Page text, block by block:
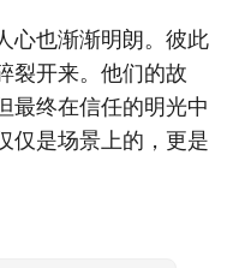
心也渐渐明朗。彼此
裂开来。他们的故
最终在信任的明光中
仅是场景上的，更是